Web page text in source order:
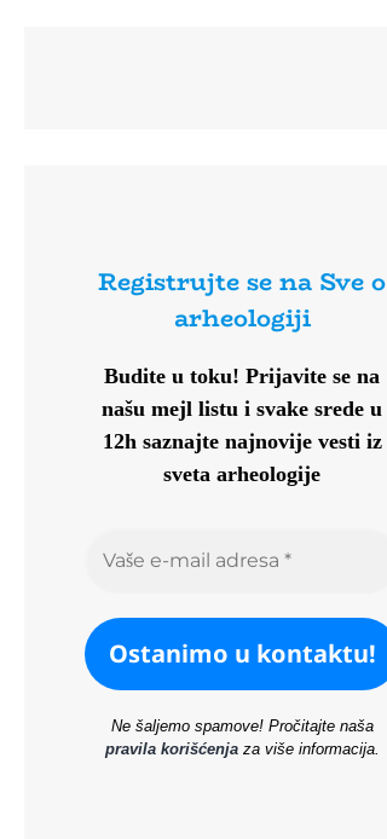
Registrujte se na Sve o
arheologiji
Budite u toku! Prijavite se na
našu mejl listu i svake srede u
12h saznajte najnovije vesti iz
sveta arheologije
Ne šaljemo spamove! Pročitajte naša
pravila korišćenjaza više informacija.